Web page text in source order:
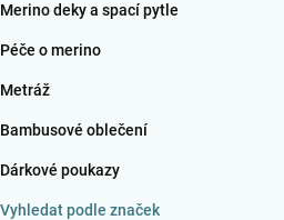
Merino deky a spací pytle
Péče o merino
Metráž
Bambusové oblečení
Dárkové poukazy
Vyhledat podle značek